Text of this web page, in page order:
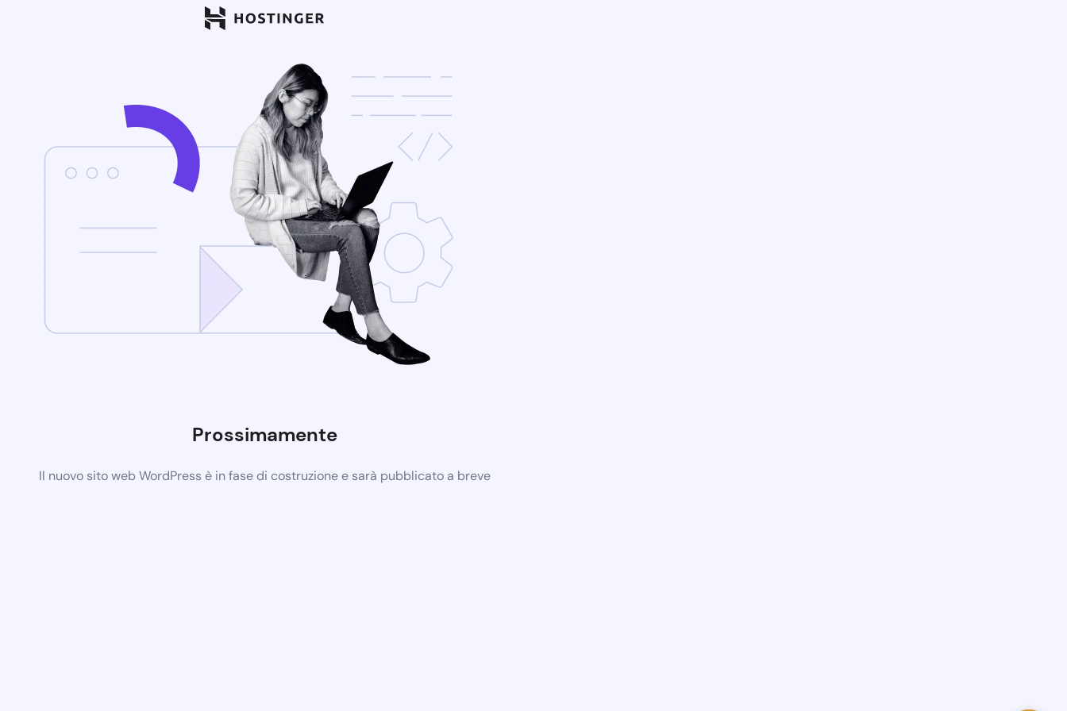
Prossimamente
Il nuovo sito web WordPress è in fase di costruzione e sarà pubblicato a breve